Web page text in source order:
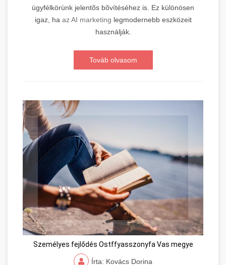
ügyfélkörünk jelentõs bõvítéséhez is. Ez különösen
igaz, ha az AI marketing legmodernebb eszközeit
használják.
Továb olvasom
Személyes fejlődés Ostffyasszonyfa Vas megye
Írta: Kovács Dorina